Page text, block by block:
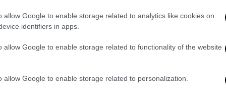
allow Google to enable storage related to analytics like cookies on
identifiers in apps.
allow Google to enable storage related to functionality of the website
allow Google to enable storage related to personalization.
θα πρέπει να δοθούν, ώστε να
Γεωργιάδης εκτίμησε πως
πως το επιχείρημα αυτό δεν
το διαχειρίζονται οι άνθρωποι και